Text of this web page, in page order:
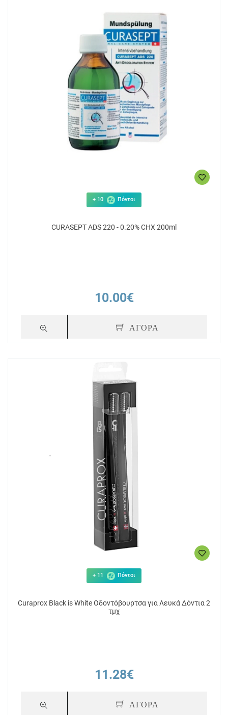
+ 10 Πόντοι
CURASEPT ADS 220 - 0.20% CHX 200ml
10.00€
ΑΓΟΡΑ
+ 11 Πόντοι
Curaprox Black is White Οδοντόβουρτσα για Λευκά Δόντια 2
τμχ
11.28€
ΑΓΟΡΑ